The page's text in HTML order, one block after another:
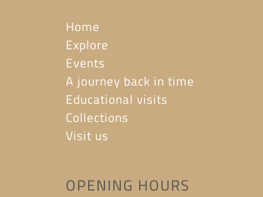
Home
Explore
Events
A journey back in time
Educational visits
Collections
Visit us
OPENING HOURS